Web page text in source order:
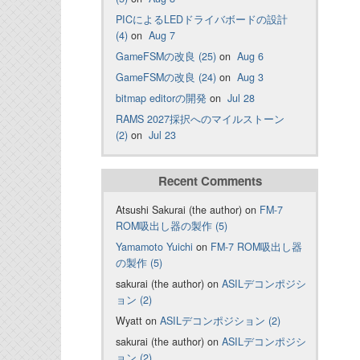
PICによるLEDドライバボードの設計
(4) on Aug 7
GameFSMの改良 (25) on Aug 6
GameFSMの改良 (24) on Aug 3
bitmap editorの開発 on Jul 28
RAMS 2027採択へのマイルストーン
(2) on Jul 23
Recent Comments
Atsushi Sakurai (the author) on FM-7
ROM吸出し器の製作 (5)
Yamamoto Yuichi on FM-7 ROM吸出し器
の製作 (5)
sakurai (the author) on ASILデコンポジシ
ョン (2)
Wyatt on ASILデコンポジション (2)
sakurai (the author) on ASILデコンポジシ